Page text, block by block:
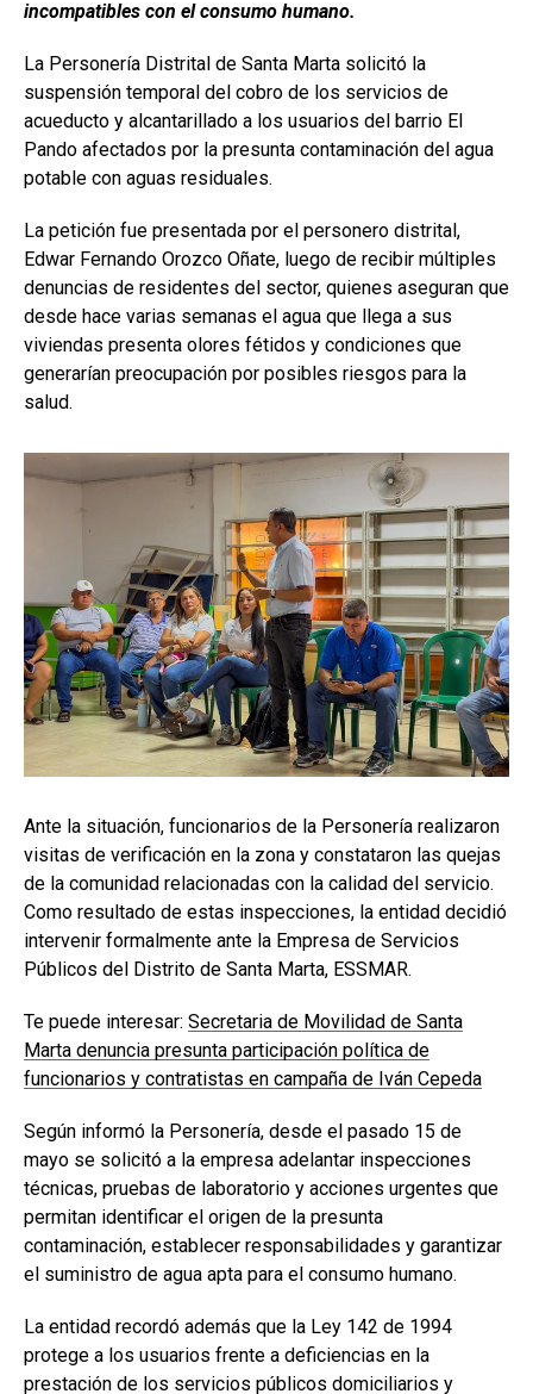
incompatibles con el consumo humano.
La Personería Distrital de Santa Marta solicitó la
suspensión temporal del cobro de los servicios de
acueducto y alcantarillado a los usuarios del barrio El
Pando afectados por la presunta contaminación del agua
potable con aguas residuales.
La petición fue presentada por el personero distrital,
Edwar Fernando Orozco Oñate, luego de recibir múltiples
denuncias de residentes del sector, quienes aseguran que
desde hace varias semanas el agua que llega a sus
viviendas presenta olores fétidos y condiciones que
generarían preocupación por posibles riesgos para la
salud.
Ante la situación, funcionarios de la Personería realizaron
visitas de verificación en la zona y constataron las quejas
de la comunidad relacionadas con la calidad del servicio.
Como resultado de estas inspecciones, la entidad decidió
intervenir formalmente ante la Empresa de Servicios
Públicos del Distrito de Santa Marta, ESSMAR.
Te puede interesar: Secretaria de Movilidad de Santa
Marta denuncia presunta participación política de
funcionarios y contratistas en campaña de Iván Cepeda
Según informó la Personería, desde el pasado 15 de
mayo se solicitó a la empresa adelantar inspecciones
técnicas, pruebas de laboratorio y acciones urgentes que
permitan identificar el origen de la presunta
contaminación, establecer responsabilidades y garantizar
el suministro de agua apta para el consumo humano.
La entidad recordó además que la Ley 142 de 1994
protege a los usuarios frente a deficiencias en la
prestación de los servicios públicos domiciliarios y